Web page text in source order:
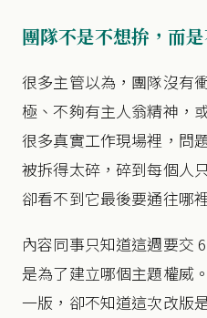
團隊不是不想拚，而
很多主管以為，團隊沒有
極、不夠有主人翁精神，
很多真實工作現場裡，問
被拆得太碎，碎到每個人
卻看不到它最後要通往哪
內容同事只知道這週要交
是為了建立哪個主題權威
一版，卻不知道這次改版